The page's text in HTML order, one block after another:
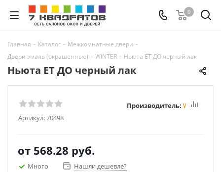
0
Главная - Каталог - Межкомнатные двери -
Двери эмаль (окрашенные) - WINTER - Ньюта ET ДО черный лак
Ньюта ET ДО черный лак
Артикул:70498
Производитель: Winter
от 568.28 руб.
Много
Нашли дешевле?